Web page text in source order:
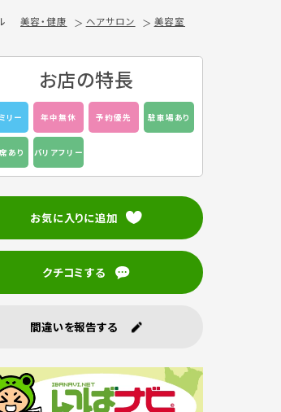
美容・健康 ヘアサロン 美容室
お店の特長
リー 年中無休 予約優先 駐車場あり
あり バリアフリー
お気に入りに追加
クチコミする
間違いを報告する